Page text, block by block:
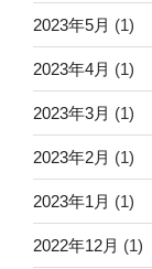
2023年5月 (1)
2023年4月 (1)
2023年3月 (1)
2023年2月 (1)
2023年1月 (1)
2022年12月 (1)